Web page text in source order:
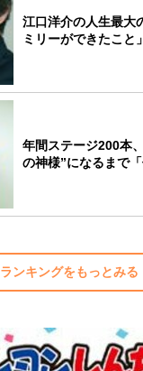
江口洋介の人生最大
ミリーができたこ
年間ステージ200本
の神様”になるまで
ランキングをもっとみる